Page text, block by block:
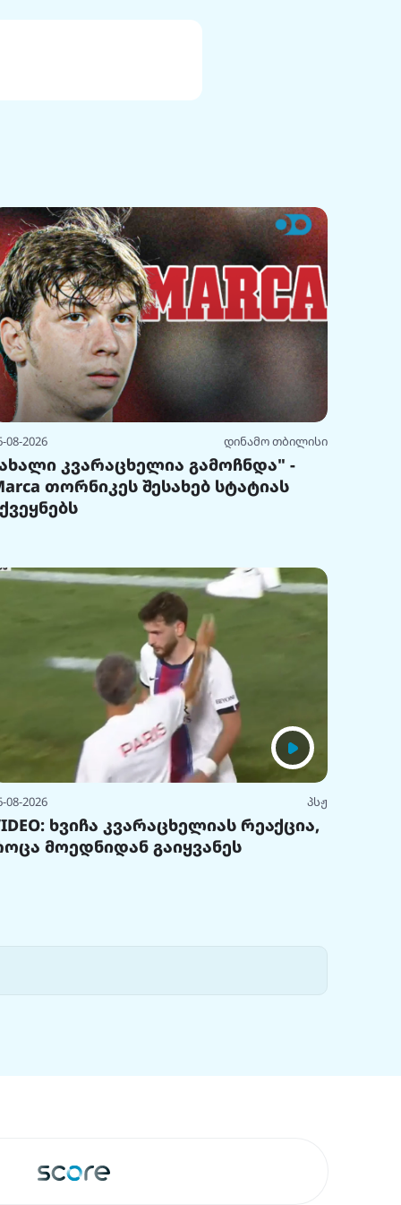
08-2026 დინამო თბილისი
კვარაცხელია გამოჩნდა" -
თორნიკეს შესახებ სტატიას
08-2026 პსჟ
ხვიჩა კვარაცხელიას რეაქცია,
მოედნიდან გაიყვანეს